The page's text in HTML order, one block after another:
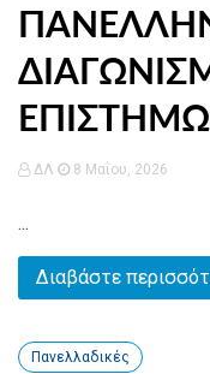
ΔΛ 8 Μαΐου, 2026
...
Διαβάστε
Πανελλαδικές